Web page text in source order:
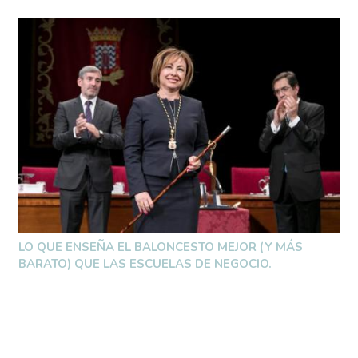
LO QUE ENSEÑA EL BALONCESTO MEJOR (Y MÁS
BARATO) QUE LAS ESCUELAS DE NEGOCIO.